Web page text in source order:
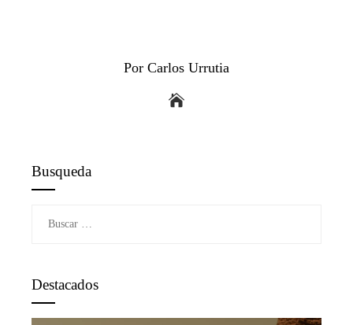
Por Carlos Urrutia
Busqueda
Destacados